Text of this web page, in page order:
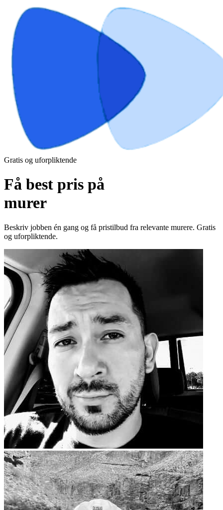
Gratis og uforpliktende
Få best pris på
murer
Beskriv jobben én gang og få pristilbud fra relevante murere. Gratis
og uforpliktende.